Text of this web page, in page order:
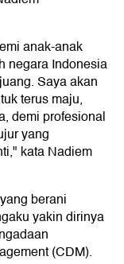
anak-anak
negara Indonesia
Saya akan
terus maju,
demi profesional
yang
kata Nadiem
berani
yakin dirinya
(CDM).